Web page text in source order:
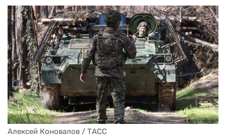
Алексей Коновалов / ТАСС